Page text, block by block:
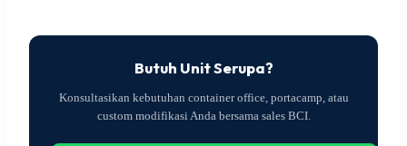
Butuh Unit Serupa?
Konsultasikan kebutuhan container office, portacamp, atau
custom modifikasi Anda bersama sales BCI.